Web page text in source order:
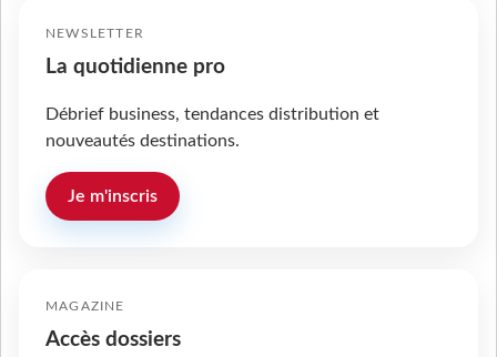
NEWSLETTER
La quotidienne pro
Débrief business, tendances distribution et
nouveautés destinations.
Je m'inscris
MAGAZINE
Accès dossiers